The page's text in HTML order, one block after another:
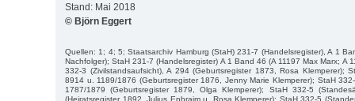
Stand: Mai 2018
© Björn Eggert
Quellen: 1; 4; 5; Staatsarchiv Hamburg (StaH) 231-7 (Handelsregister), A 1
Nachfolger); StaH 231-7 (Handelsregister) A 1 Band 46 (A 11197 Max Marx; A
332-3 (Zivilstandsaufsicht), A 294 (Geburtsregister 1873, Rosa Klemperer);
8914 u. 1189/1876 (Geburtsregister 1876, Jenny Marie Klemperer); StaH
1787/1879 (Geburtsregister 1879, Olga Klemperer); StaH 332-5
(Heiratsregister 1892, Julius Ephraim u. Rosa Klemperer); StaH 332-5